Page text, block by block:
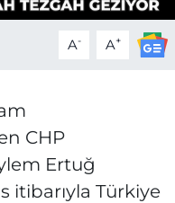
A- A+
CHP
Ertuğ
itibarıyla Türkiye